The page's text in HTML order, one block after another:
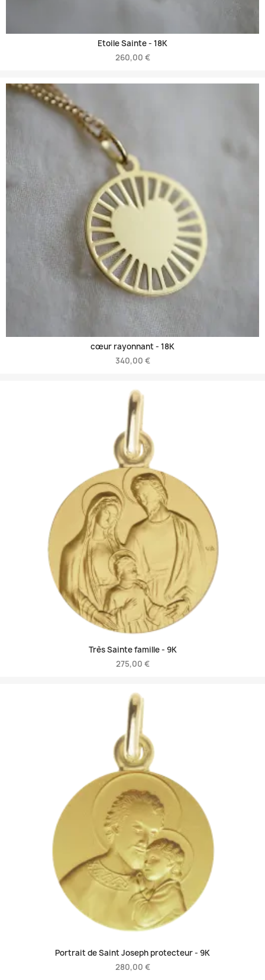
Etoile Sainte - 18K
260,00 €
cœur rayonnant - 18K
340,00 €
Très Sainte famille - 9K
275,00 €
Portrait de Saint Joseph protecteur - 9K
280,00 €